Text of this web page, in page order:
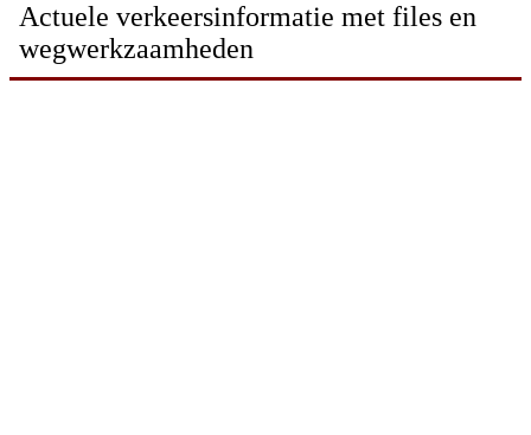
Actuele verkeersinformatie met files en
wegwerkzaamheden